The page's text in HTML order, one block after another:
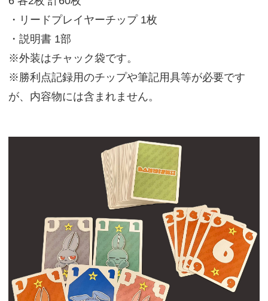
・リードプレイヤーチップ 1枚
・説明書 1部
※外装はチャック袋です。
※勝利点記録用のチップや筆記用具等が必要です
が、内容物には含まれません。